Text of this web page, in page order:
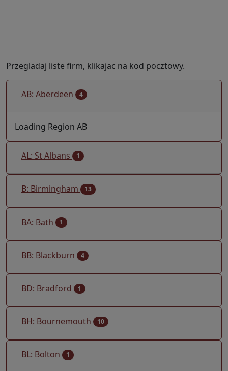
Przegladaj liste firm, klikajac na kod pocztowy.
AB: Aberdeen 4
Loading Region AB
AL: St Albans 1
B: Birmingham 13
BA: Bath 1
BB: Blackburn 4
BD: Bradford 1
BH: Bournemouth 10
BL: Bolton 1